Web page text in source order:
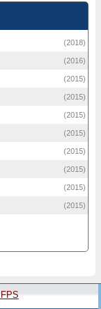
(2018)
(2016)
(2015)
(2015)
(2015)
(2015)
(2015)
(2015)
(2015)
(2015)